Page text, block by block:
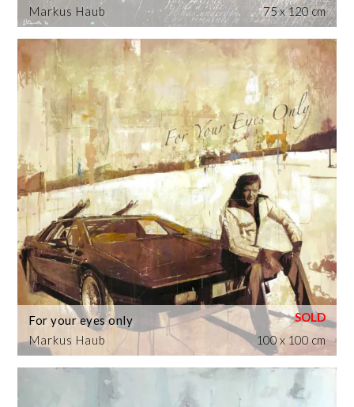
Markus Haub
75 x 120 cm
Markus Haub
For your eyes only
100 x 100 cm